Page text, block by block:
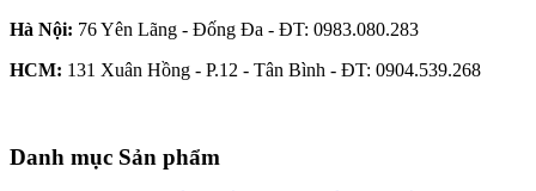
Hà Nội: 76 Yên Lãng - Đống Đa - ĐT: 0983.080.283
HCM: 131 Xuân Hồng - P.12 - Tân Bình - ĐT: 0904.539.268
Danh mục Sản phẩm